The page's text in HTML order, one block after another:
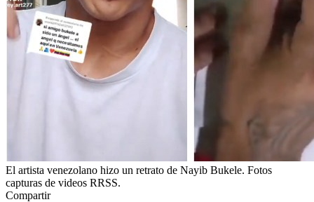
El artista venezolano hizo un retrato de Nayib Bukele. Fotos
capturas de videos RRSS.
Compartir